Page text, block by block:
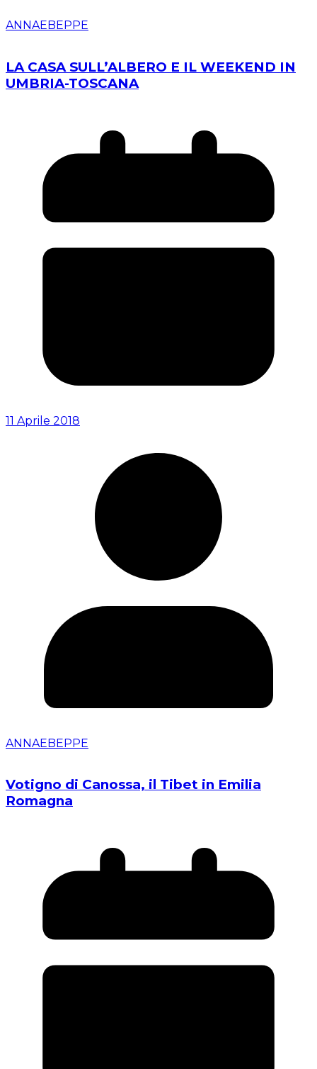
ANNAEBEPPE
LA CASA SULL’ALBERO E IL WEEKEND IN
UMBRIA-TOSCANA
11 Aprile 2018
ANNAEBEPPE
Votigno di Canossa, il Tibet in Emilia
Romagna